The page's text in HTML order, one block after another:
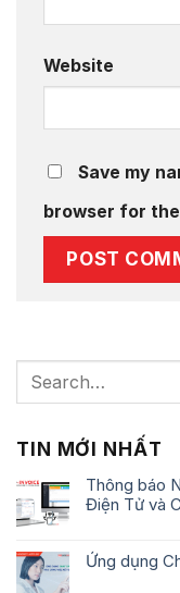
Website
Save my
browser for
TIN MỚI NHẤT
Thông báo
Điện Tử và
Ứng dụng